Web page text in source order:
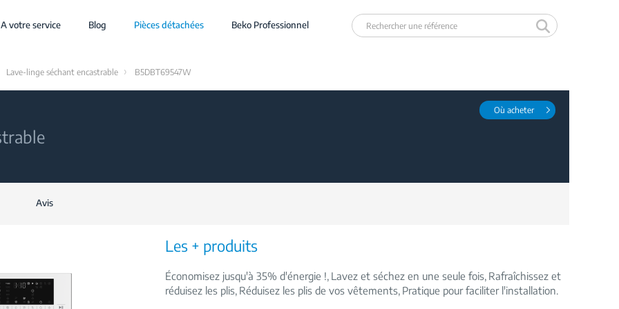
A votre service Blog Pièces détachées Beko Professionnel
Lave-linge séchant encastrable B5DBT69547W
Où acheter
Avis
Les + produits
Économisez jusqu'à 35% d'énergie ! Lavez et séchez en une seule fois Rafraîchissez et
réduisez les plis Réduisez les plis de vos vêtements Pratique pour faciliter l'installation